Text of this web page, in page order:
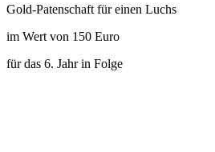
Gold-Patenschaft für einen Luchs
im Wert von 150 Euro
für das 6. Jahr in Folge